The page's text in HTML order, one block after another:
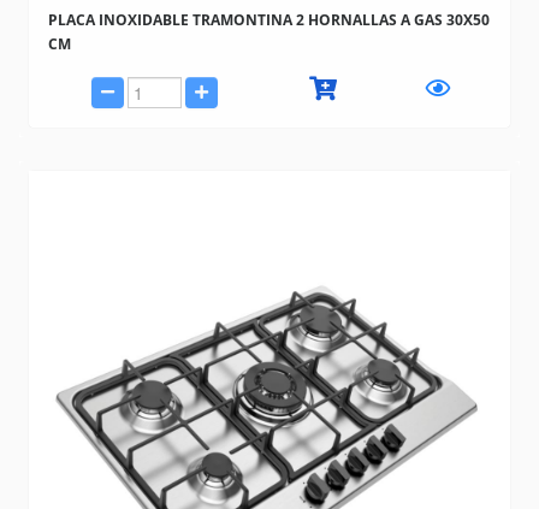
PLACA INOXIDABLE TRAMONTINA 2 HORNALLAS A GAS 30X50
CM